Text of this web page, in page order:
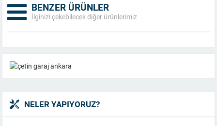
BENZER ÜRÜNLER
İlginizi çekebilecek diğer ürünlerimiz
NELER YAPIYORUZ?